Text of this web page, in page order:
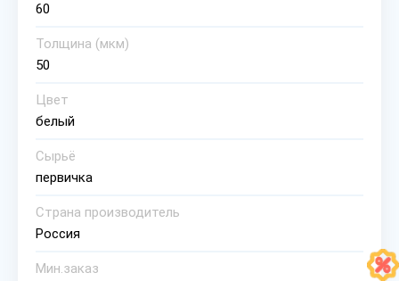
60
Толщина (мкм)
50
Цвет
белый
Сырьё
первичка
Страна производитель
Россия
Мин.заказ